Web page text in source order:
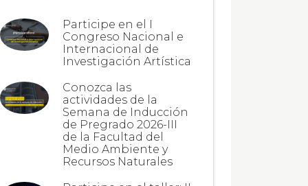
Participe en el I
Congreso Nacional e
Internacional de
Investigación Artística
Conozca las
actividades de la
Semana de Inducción
de Pregrado 2026-III
de la Facultad del
Medio Ambiente y
Recursos Naturales